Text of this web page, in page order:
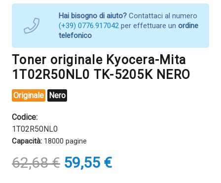
Hai bisogno di aiuto? Contattaci al numero
(+39) 0776.917042 per effettuare un ordine
telefonico
Toner originale Kyocera-Mita
1T02R50NL0 TK-5205K NERO
Originale Nero
Codice:
1T02R50NL0
Capacità: 18000 pagine
62,68€ Il
prezzo
59,55 €Il
prezzo